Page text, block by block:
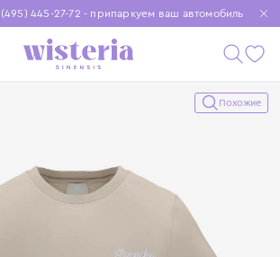
445-27-72 - припаркуем ваш автомобиль
доставка при заказе от 15 000 ₽
чтобы покупки были еще удобнее
Похожие